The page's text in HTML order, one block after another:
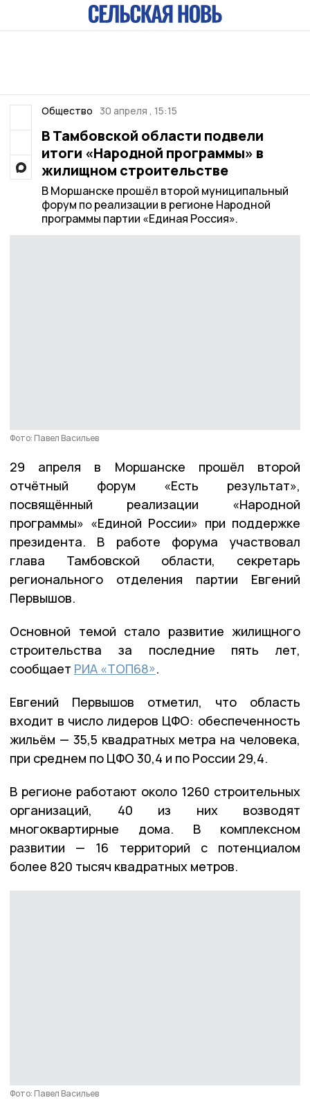
Общество 30 апреля , 15:15
В Тамбовской области подвели
итоги «Народной программы» в
жилищном строительстве
В Моршанске прошёл второй муниципальный
форум по реализации в регионе Народной
программы партии «Единая Россия».
Фото: Павел Васильев
29 апреля в Моршанске прошёл второй
отчётный форум «Есть результат»,
посвящённый реализации «Народной
программы» «Единой России» при поддержке
президента. В работе форума участвовал
глава Тамбовской области, секретарь
регионального отделения партии Евгений
Первышов.
Основной темой стало развитие жилищного
строительства за последние пять лет,
сообщает РИА «ТОП68».
Евгений Первышов отметил, что область
входит в число лидеров ЦФО: обеспеченность
жильём — 35,5 квадратных метра на человека,
при среднем по ЦФО 30,4 и по России 29,4.
В регионе работают около 1260 строительных
организаций, 40 из них возводят
многоквартирные дома. В комплексном
развитии — 16 территорий с потенциалом
более 820 тысяч квадратных метров.
Фото: Павел Васильев